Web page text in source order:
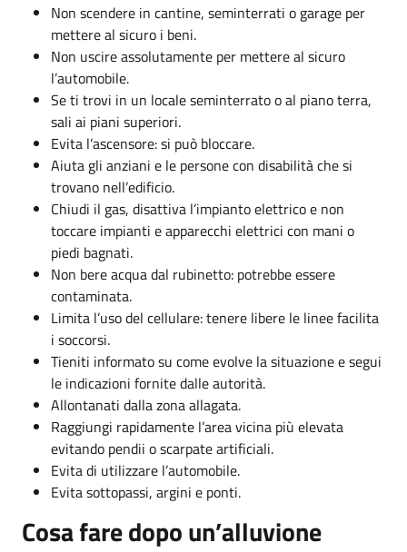
Non scendere in cantine, seminterrati o garage per
mettere al sicuro i beni.
Non uscire assolutamente per mettere al sicuro
l’automobile.
Se ti trovi in un locale seminterrato o al piano terra,
sali ai piani superiori.
Evita l’ascensore: si può bloccare.
Aiuta gli anziani e le persone con disabilità che si
trovano nell’edificio.
Chiudi il gas, disattiva l’impianto elettrico e non
toccare impianti e apparecchi elettrici con mani o
piedi bagnati.
Non bere acqua dal rubinetto: potrebbe essere
contaminata.
Limita l’uso del cellulare: tenere libere le linee facilita
i soccorsi.
Tieniti informato su come evolve la situazione e segui
le indicazioni fornite dalle autorità.
Allontanati dalla zona allagata.
Raggiungi rapidamente l’area vicina più elevata
evitando pendii o scarpate artificiali.
Evita di utilizzare l’automobile.
Evita sottopassi, argini e ponti.
Cosa fare dopo un’alluvione